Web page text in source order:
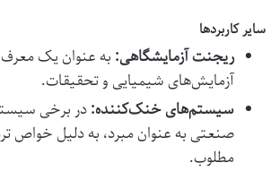
سایر کاربردها
ریجنت آزمایشگاهی: به عنوان یک
آزمایش‌های شیمیایی و تحقیقات.
سیستم‌های خنک‌کننده:در برخی
صنعتی به عنوان مبرد، به دلیل خواص
مطلوب.